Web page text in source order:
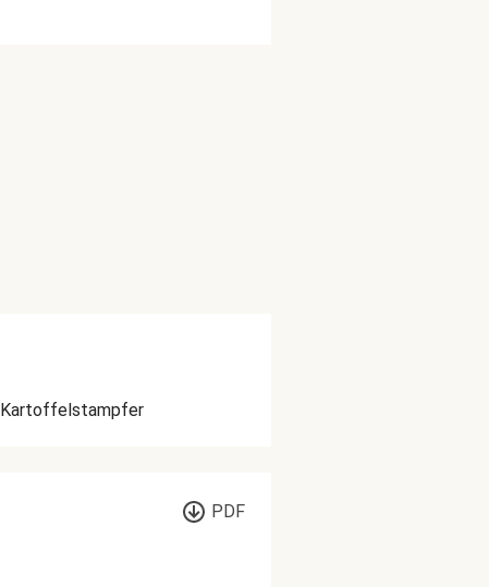
Kartoffelstampfer
PDF